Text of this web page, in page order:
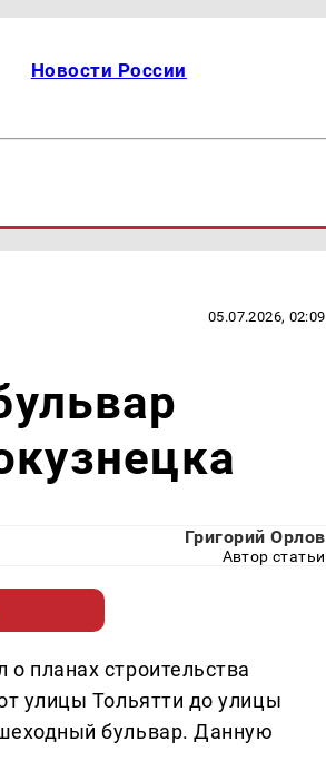
Новости России
05.07.2026, 02:09
Григорий Орлов
Автор статьи
планах строительства
улицы Тольятти до улицы
бульвар. Данную